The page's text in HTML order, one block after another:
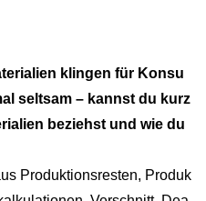
klingen für Konsu
seltsam – kannst du kurz
beziehst und wie du
Produktionsresten, Produk